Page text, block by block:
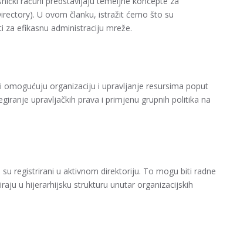
U ovom članku, istražit ćemo što su
za efikasnu administraciju mreže.
organizaciju i upravljanje resursima poput
upravljačkih prava i primjenu grupnih politika na
registrirani u aktivnom direktoriju. To mogu biti radne
u hijerarhijsku strukturu unutar organizacijskih